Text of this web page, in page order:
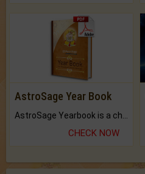
AstroSage Year Book
AstroSage Yearbook is a channel to fulfill your dreams and destiny.
CHECK NOW